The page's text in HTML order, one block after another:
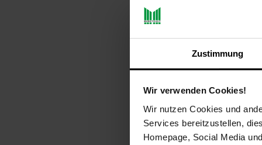
Zustimmung
Wir verwenden Cookies!
Wir nutzen Cookies und
Services bereitzustellen,
Homepage, Social Media
MERKMALE:
Transportlänge 85 cm
Teilung Teleskop
Rutengewicht 230 g
Blankmaterial Kohlefaser